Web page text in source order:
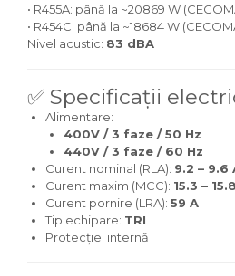
• R455A: până la ~20869 W
• R454C: până la ~18684 W
Nivel acustic: 83 dBA
✅ Specificații
Alimentare:
400V / 3 faze / 50 Hz
440V / 3 faze / 60 Hz
Curent nominal (RLA): 9.2 – 9.6
Curent maxim (MCC): 15.3 –
Curent pornire (LRA): 59 A
Tip echipare: TRI
Protecție: internă